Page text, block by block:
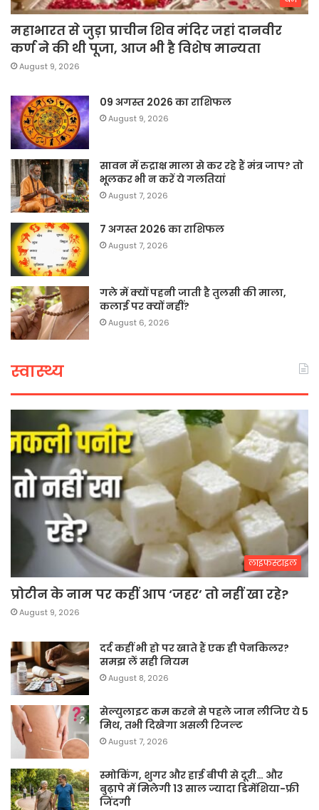
महाभारत से जुड़ा प्राचीन शिव मंदिर जहां दानवीर
कर्ण ने की थी पूजा, आज भी है विशेष मान्यता
August 9, 2026
09 अगस्त 2026 का राशिफल
August 9, 2026
सावन में रुद्राक्ष माला से कर रहे हैं मंत्र जाप? तो
भूलकर भी न करें ये गलतियां
August 7, 2026
7 अगस्त 2026 का राशिफल
August 7, 2026
गले में क्यों पहनी जाती है तुलसी की माला,
कलाई पर क्यों नहीं?
August 6, 2026
स्वास्थ्य
लाइफस्टाइल
प्रोटीन के नाम पर कहीं आप ‘जहर’ तो नहीं खा रहे?
August 9, 2026
दर्द कहीं भी हो पर खाते हैं एक ही पेनकिलर?
समझ लें सही नियम
August 8, 2026
सेल्युलाइट कम करने से पहले जान लीजिए ये 5
मिथ, तभी दिखेगा असली रिजल्ट
August 7, 2026
स्मोकिंग, शुगर और हाई बीपी से दूरी… और
बुढ़ापे में मिलेगी 13 साल ज्यादा डिमेंशिया-फ्री
जिंदगी